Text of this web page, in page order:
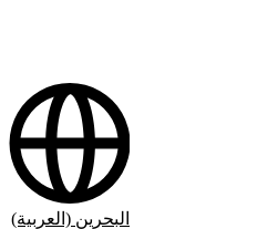
البحرين (العربية)